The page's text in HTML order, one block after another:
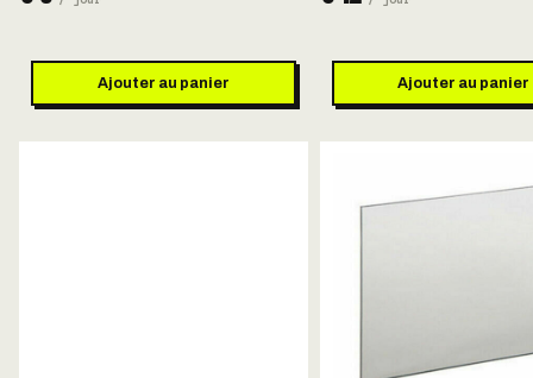
Ajouter au panier Ajouter au panier